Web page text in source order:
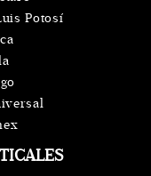
Potosí